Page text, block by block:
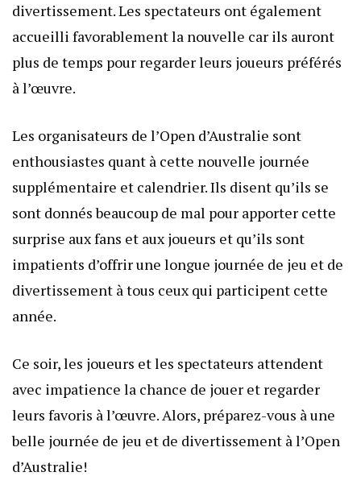
divertissement. Les spectateurs ont également
accueilli favorablement la nouvelle car ils auront
plus de temps pour regarder leurs joueurs préférés
à l’œuvre.
Les organisateurs de l’Open d’Australie sont
enthousiastes quant à cette nouvelle journée
supplémentaire et calendrier. Ils disent qu’ils se
sont donnés beaucoup de mal pour apporter cette
surprise aux fans et aux joueurs et qu’ils sont
impatients d’offrir une longue journée de jeu et de
divertissement à tous ceux qui participent cette
année.
Ce soir, les joueurs et les spectateurs attendent
avec impatience la chance de jouer et regarder
leurs favoris à l’œuvre. Alors, préparez-vous à une
belle journée de jeu et de divertissement à l’Open
d’Australie!